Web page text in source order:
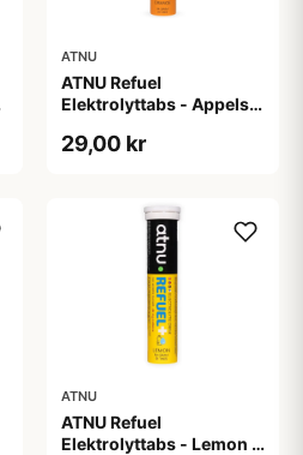
ATNU
ATNU Refuel
Elektrolyttabs - Appelsin
29,00 kr
ATNU
ATNU Refuel
Elektrolyttabs - Lemon -